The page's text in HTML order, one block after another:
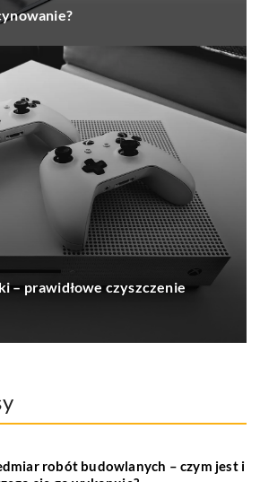
– prawidłowe czyszczenie
robót budowlanych – czym jest i